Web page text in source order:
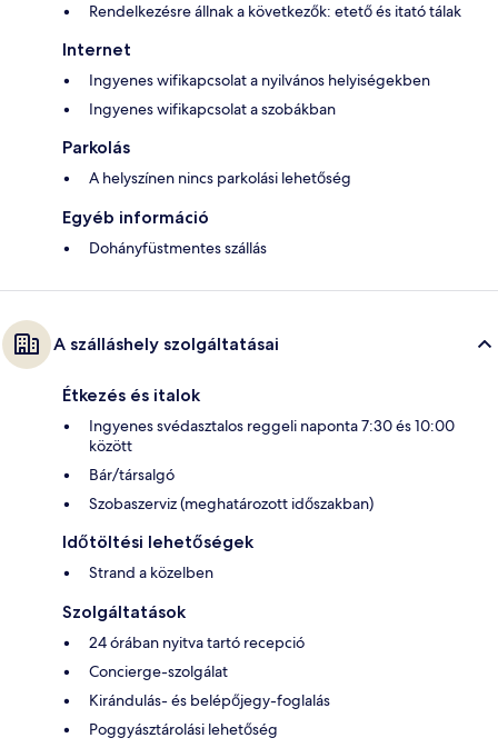
Rendelkezésre állnak a következők: etető és itató tálak
Internet
Ingyenes wifikapcsolat a nyilvános helyiségekben
Ingyenes wifikapcsolat a szobákban
Parkolás
A helyszínen nincs parkolási lehetőség
Egyéb információ
Dohányfüstmentes szállás
A szálláshely szolgáltatásai
Étkezés és italok
Ingyenes svédasztalos reggeli naponta 7:30 és 10:00
között
Bár/társalgó
Szobaszerviz (meghatározott időszakban)
Időtöltési lehetőségek
Strand a közelben
Szolgáltatások
24 órában nyitva tartó recepció
Concierge-szolgálat
Kirándulás- és belépőjegy-foglalás
Poggyásztárolási lehetőség